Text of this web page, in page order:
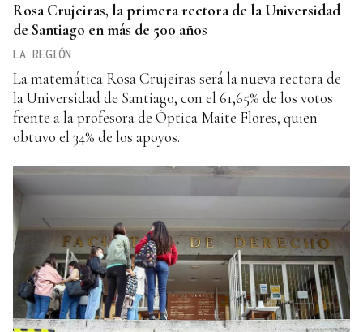
Rosa Crujeiras, la primera rectora de la Universidad
de Santiago en más de 500 años
LA REGIÓN
La matemática Rosa Crujeiras será la nueva rectora de
la Universidad de Santiago, con el 61,65% de los votos
frente a la profesora de Óptica Maite Flores, quien
obtuvo el 34% de los apoyos.